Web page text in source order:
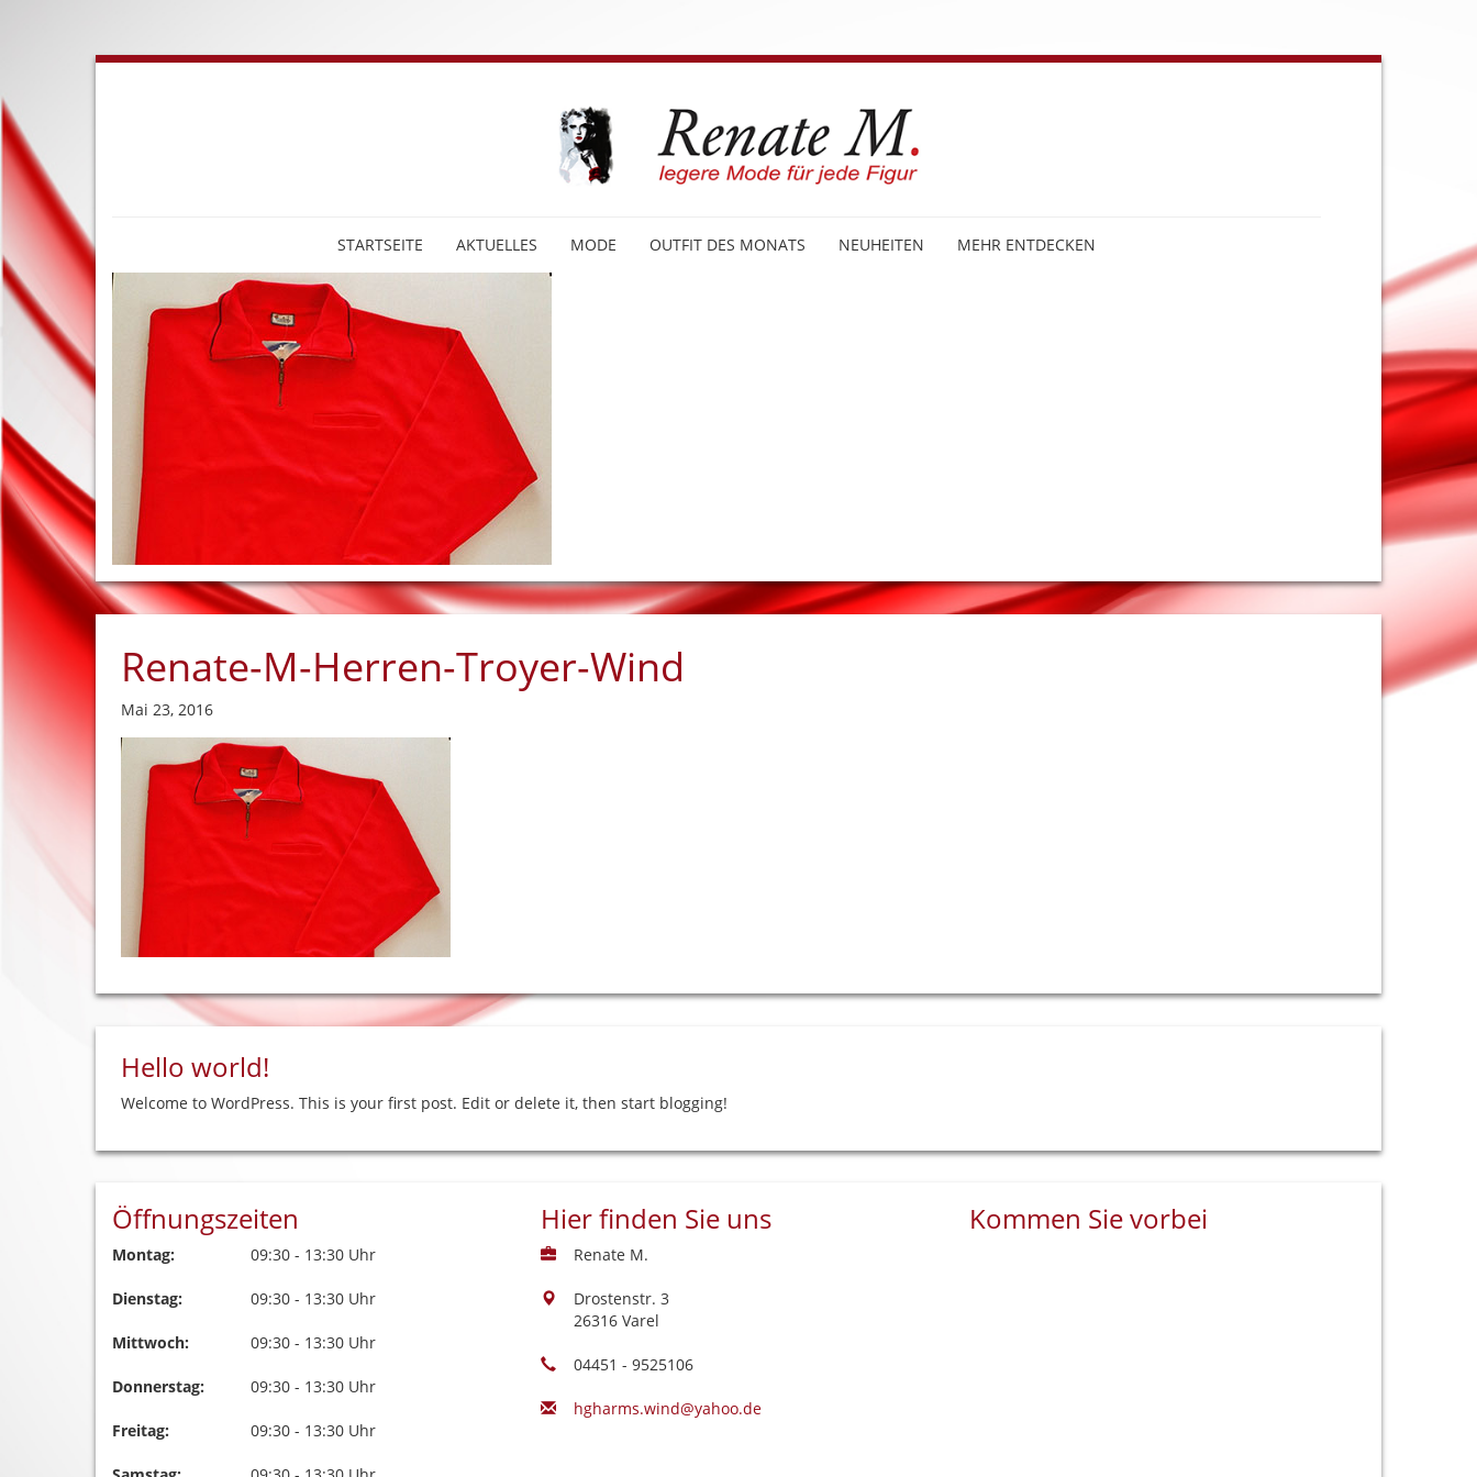
STARTSEITE AKTUELLES MODE OUTFIT DES MONATS NEUHEITEN MEHR ENTDECKEN
Renate-M-Herren-Troyer-Wind
Mai 23, 2016
Hello world!
Welcome to WordPress. This is your first post. Edit or delete it, then start blogging!
Öffnungszeiten
Montag: 09:30 - 13:30 Uhr
Dienstag: 09:30 - 13:30 Uhr
Mittwoch: 09:30 - 13:30 Uhr
Donnerstag: 09:30 - 13:30 Uhr
Freitag: 09:30 - 13:30 Uhr
Hier finden Sie uns
Renate M.
Drostenstr. 3
26316 Varel
04451 - 9525106
hgharms.wind@yahoo.de
Kommen Sie vorbei